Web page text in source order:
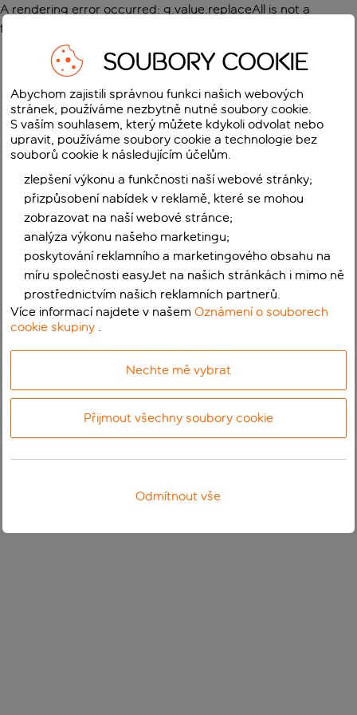
A rendering error occurred: g.value.replaceAll is not a
function
SOUBORY COOKIE
Abychom zajistili správnou funkci našich webových
stránek, používáme nezbytně nutné soubory cookie.
S vaším souhlasem, který můžete kdykoli odvolat nebo
upravit, používáme soubory cookie a technologie bez
souborů cookie k následujícím účelům.
zlepšení výkonu a funkčnosti naší webové stránky;
přizpůsobení nabídek v reklamě, které se mohou
zobrazovat na naší webové stránce;
analýza výkonu našeho marketingu;
poskytování reklamního a marketingového obsahu na
míru společnosti easyJet na našich stránkách i mimo ně
prostřednictvím našich reklamních partnerů.
Více informací najdete v našemOznámení o souborech
cookie skupiny .
Nechte mě vybrat
Přijmout všechny soubory cookie
Odmítnout vše